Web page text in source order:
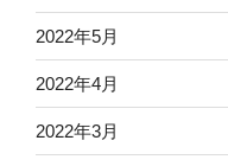
2022年5月
2022年4月
2022年3月